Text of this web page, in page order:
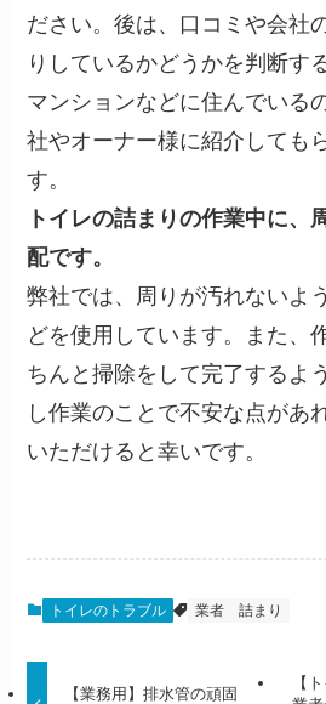
ださい。後は、口コミや会社
りしているかどうかを判断す
マンションなどに住んでいる
社やオーナー様に紹介しても
す。
トイレの詰まりの作業中に、
配です。
弊社では、周りが汚れないよ
どを使用しています。また、
ちんと掃除をして完了するよ
し作業のことで不安な点があ
いただけると幸いです。
トイレのトラブル 業者 詰まり
【業務用】排水管の頑固
【